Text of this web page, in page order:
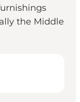
the Middle